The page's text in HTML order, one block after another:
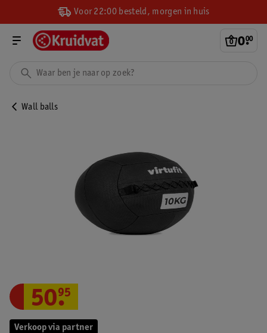
Voor 22:00 besteld, morgen in huis
0.
00
Wall balls
Verkoop via partner
50.
95